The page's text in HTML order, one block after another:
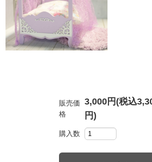
販売価
格
3,000円(税込
円)
購入数